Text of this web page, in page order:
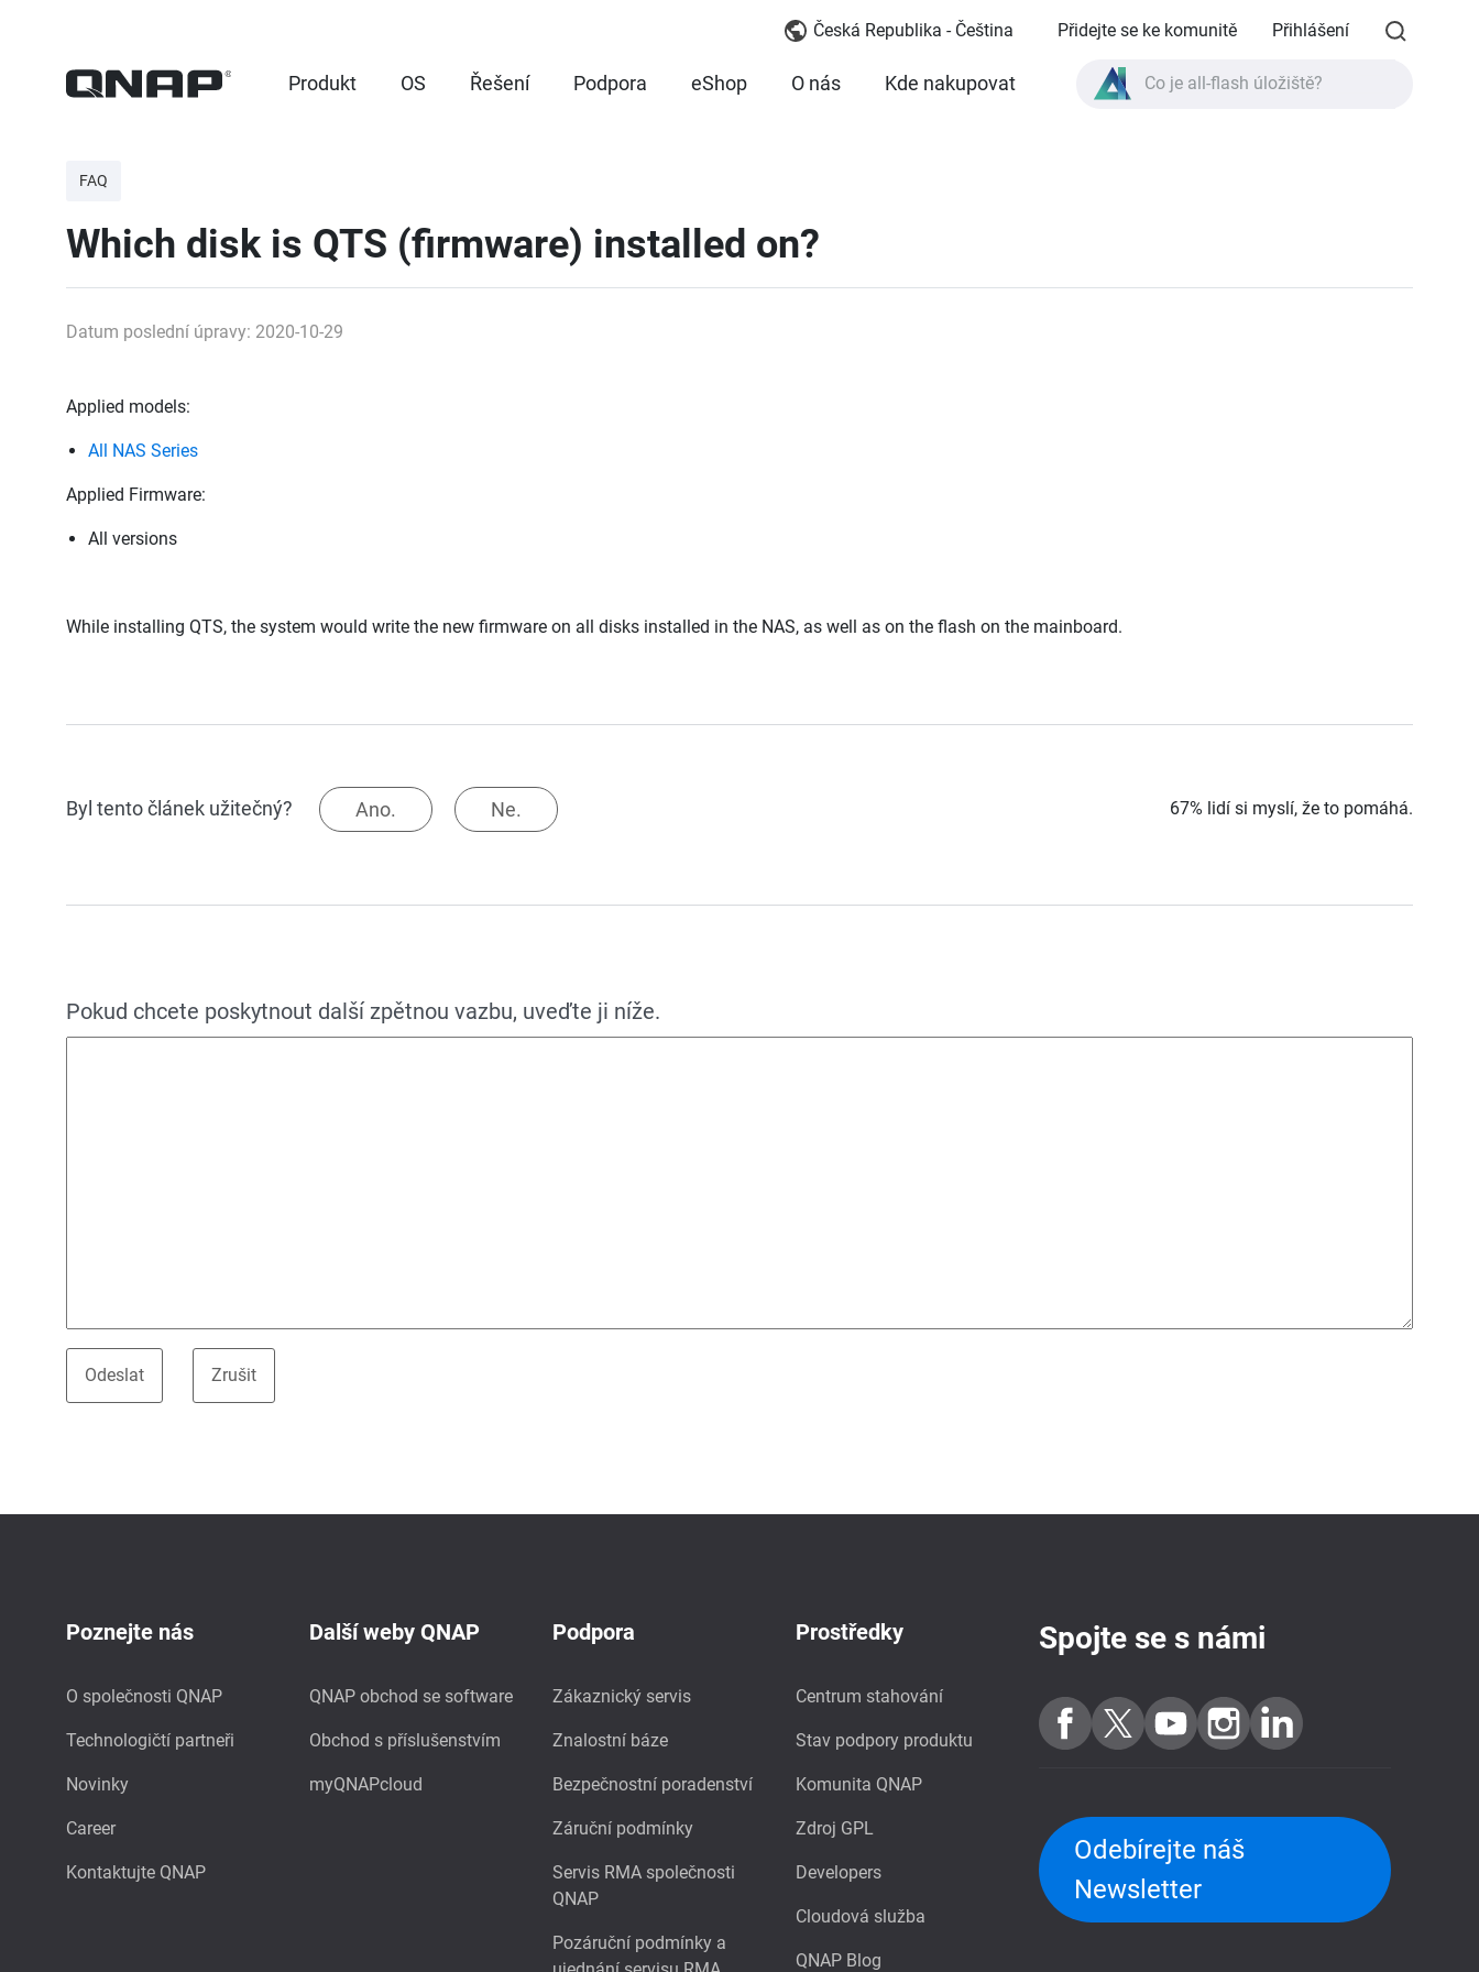
Česká Republika - Čeština Přidejte se ke komunitě Přihlášení
Produkt OS Řešení Podpora eShop O nás Kde nakupovat Co je all-flash úložiště?
FAQ
Which disk is QTS (firmware) installed on?
Datum poslední úpravy: 2020-10-29
Applied models:
All NAS Series
Applied Firmware:
All versions
While installing QTS, the system would write the new firmware on all disks installed in the NAS, as well as on the flash on the mainboard.
Byl tento článek užitečný? Ano. Ne. 67% lidí si myslí, že to pomáhá.
Pokud chcete poskytnout další zpětnou vazbu, uveďte ji níže.
Poznejte nás
O společnosti QNAP
Technologičtí partneři
Novinky
Career
Kontaktujte QNAP
Další weby QNAP
QNAP obchod se software
Obchod s příslušenstvím
myQNAPcloud
Podpora
Zákaznický servis
Znalostní báze
Bezpečnostní poradenství
Záruční podmínky
Servis RMA společnosti
QNAP
Pozáruční podmínky a
Prostředky
Centrum stahování
Stav podpory produktu
Komunita QNAP
Zdroj GPL
Developers
Cloudová služba
QNAP Blog
Spojte se s námi
Odebírejte náš
Newsletter